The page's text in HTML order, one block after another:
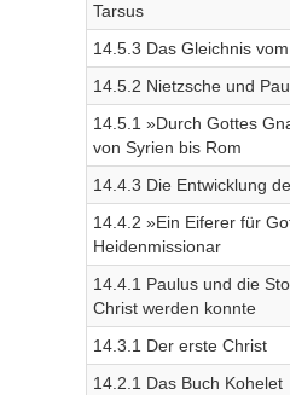
Tarsus
14.5.3 Das Gleichnis
14.5.2 Nietzsche und
14.5.1 »Durch Gottes
von Syrien bis Rom
14.4.3 Die Entwicklung
14.4.2 »Ein Eiferer für
Heidenmissionar
14.4.1 Paulus und die
Christ werden konnte
14.3.1 Der erste Christ
14.2.1 Das Buch Kohelet